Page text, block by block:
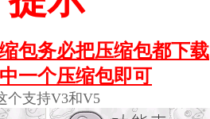
包务必把压缩包都下载
一个压缩包即可
个支持V3和V5